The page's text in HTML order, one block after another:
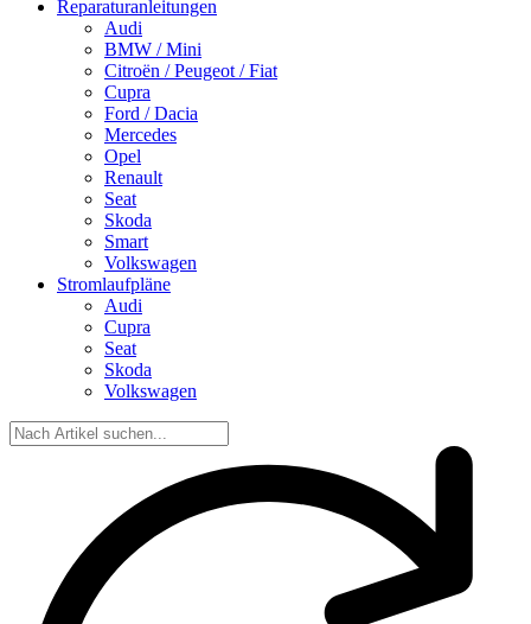
Reparaturanleitungen
Audi
BMW / Mini
Citroën / Peugeot / Fiat
Cupra
Ford / Dacia
Mercedes
Opel
Renault
Seat
Skoda
Smart
Volkswagen
Stromlaufpläne
Audi
Cupra
Seat
Skoda
Volkswagen